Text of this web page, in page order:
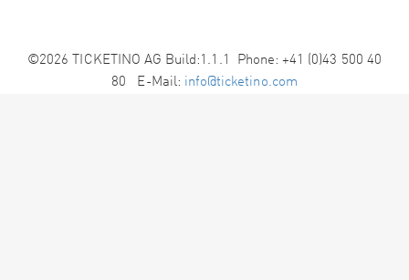
©2026 TICKETINO AG Build:1.1.1 Phone: +41 (0)43 500 40
80 E-Mail: info@ticketino.com